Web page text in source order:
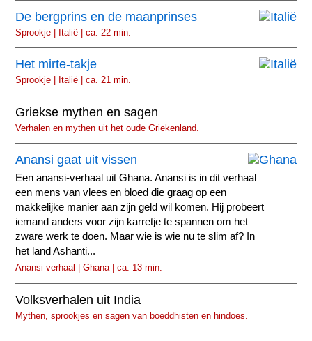
De bergprins en de maanprinses
Sprookje | Italië | ca. 22 min.
Het mirte-takje
Sprookje | Italië | ca. 21 min.
Griekse mythen en sagen
Verhalen en mythen uit het oude Griekenland.
Anansi gaat uit vissen
Een anansi-verhaal uit Ghana. Anansi is in dit verhaal
een mens van vlees en bloed die graag op een
makkelijke manier aan zijn geld wil komen. Hij probeert
iemand anders voor zijn karretje te spannen om het
zware werk te doen. Maar wie is wie nu te slim af? In
het land Ashanti...
Anansi-verhaal | Ghana | ca. 13 min.
Volksverhalen uit India
Mythen, sprookjes en sagen van boeddhisten en hindoes.